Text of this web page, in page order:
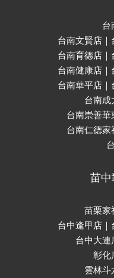
台
台南文賢店
台南育德店
台南健康店
台南華平店
台南成
台南崇善
台南仁德
苗
苗栗家
台中逢甲店
台中大連
彰化
雲林斗